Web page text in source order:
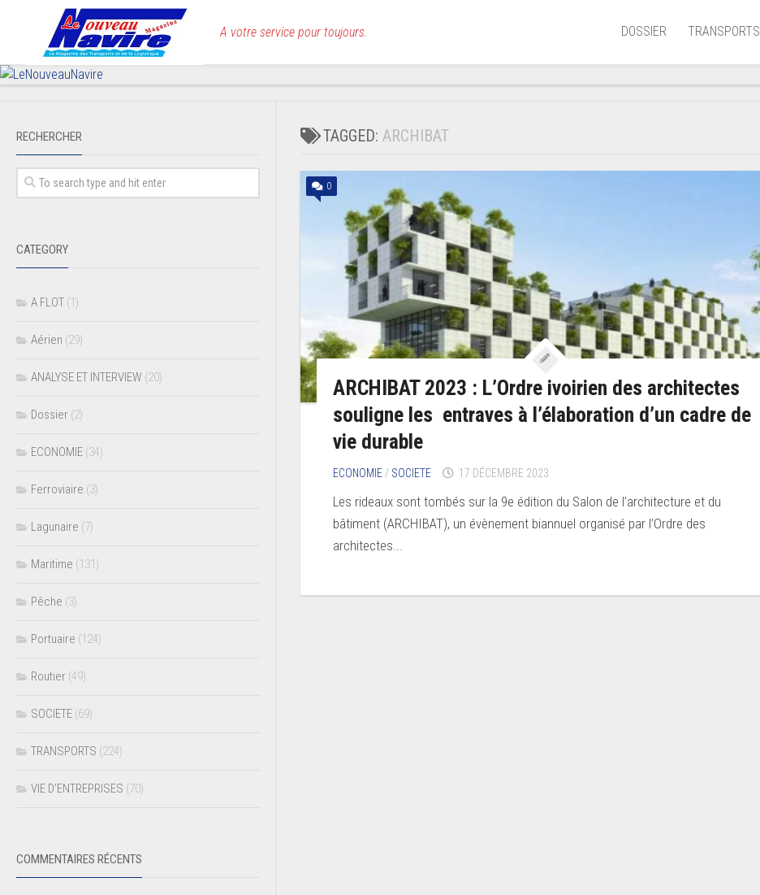
A votre service pour toujours. DOSSIER TRANSPORTS
Aérien
TAGGED: ARCHIBAT
0
ARCHIBAT 2023 : L’Ordre ivoirien des architectes
souligne les entraves à l’élaboration d’un cadre de
vie durable
ECONOMIE / SOCIETE 17 DÉCEMBRE 2023
Les rideaux sont tombés sur la 9e édition du Salon de l’architecture et du
bâtiment (ARCHIBAT), un évènement biannuel organisé par l’Ordre des
architectes...
RECHERCHER
CATEGORY
A FLOT (1)
Aérien (29)
ANALYSE ET INTERVIEW (20)
Dossier (2)
ECONOMIE (34)
Ferroviaire (3)
Lagunaire (7)
Maritime (131)
Pêche (3)
Portuaire (124)
Routier (49)
SOCIETE (69)
TRANSPORTS (224)
VIE D’ENTREPRISES (70)
COMMENTAIRES RÉCENTS